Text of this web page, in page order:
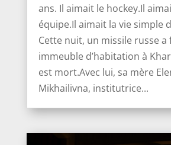
ans. Il aimait le hockey.Il
équipe.Il aimait la vie simple
Cette nuit, un missile russe a
immeuble d’habitation à
est mort.Avec lui, sa mère
Mikhailivna, institutrice...